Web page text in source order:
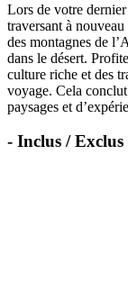
Lors de votre
traversant à
des montagnes de
dans le désert.
culture riche et des
voyage. Cela
paysages et
- Inclus / Exclus